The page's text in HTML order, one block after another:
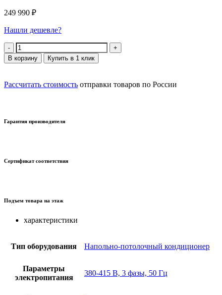
249 990 ₽
Нашли дешевле?
Количество
В корзину Купить в 1 клик
Рассчитать стоимость отправки товаров по России
Гарантия производителя
Сертификат соответствия
Подъем товара на этаж
характеристики
Тип оборудования Напольно-потолочный кондиционер
Параметры
электропитания
380-415 В, 3 фазы, 50 Гц